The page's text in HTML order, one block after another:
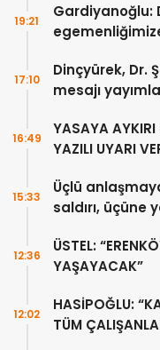
Gardiyanoğlu:
19:21
Dinçyürek, Dr.
mesajı
17:10
YASAYA
YAZILI UYARI
16:49
Üçlü
saldırı, üçüne
15:33
ÜSTEL:
YAŞAYACAK”
12:36
HASİPOĞLU:
TÜM
12:02